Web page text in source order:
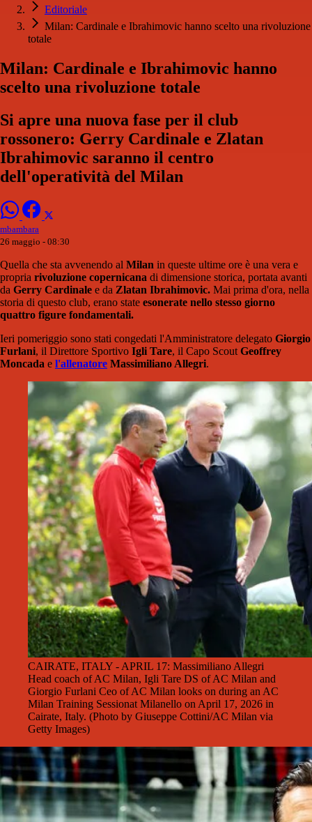
Editoriale
Milan: Cardinale e Ibrahimovic hanno scelto una rivoluzione
totale
Milan: Cardinale e Ibrahimovic hanno
scelto una rivoluzione totale
Si apre una nuova fase per il club
rossonero: Gerry Cardinale e Zlatan
Ibrahimovic saranno il centro
dell'operatività del Milan
mbambara
26 maggio - 08:30
Quella che sta avvenendo al Milan in queste ultime ore è una vera e
propria rivoluzione copernicana di dimensione storica, portata avanti
da Gerry Cardinale e da Zlatan Ibrahimovic. Mai prima d'ora, nella
storia di questo club, erano state esonerate nello stesso giorno
quattro figure fondamentali.
Ieri pomeriggio sono stati congedati l'Amministratore delegato Giorgio
Furlani, il Direttore Sportivo Igli Tare, il Capo Scout Geoffrey
Moncada e l'allenatore Massimiliano Allegri.
CAIRATE, ITALY - APRIL 17: Massimiliano Allegri
Head coach of AC Milan, Igli Tare DS of AC Milan and
Giorgio Furlani Ceo of AC Milan looks on during an AC
Milan Training Sessionat Milanello on April 17, 2026 in
Cairate, Italy. (Photo by Giuseppe Cottini/AC Milan via
Getty Images)